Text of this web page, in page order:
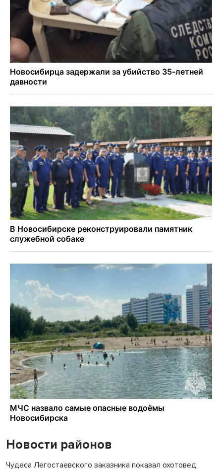
Новости районов
Чудеса Легостаевского заказника показал охотовед